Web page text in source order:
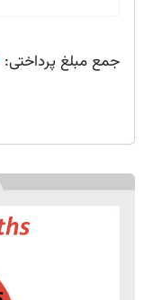
جمع مبلغ پرداختی: